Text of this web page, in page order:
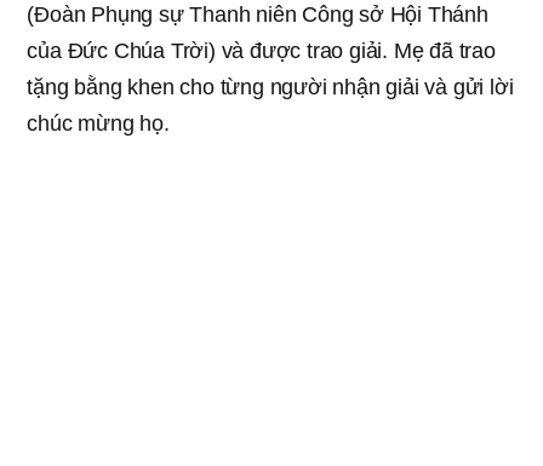
(Đoàn Phụng sự Thanh niên Công sở Hội Thánh
của Đức Chúa Trời) và được trao giải. Mẹ đã trao
tặng bằng khen cho từng người nhận giải và gửi lời
chúc mừng họ.